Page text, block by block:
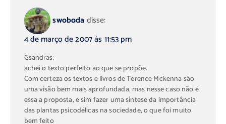
swobodadisse:
4 de março de 2007 às 11:53 pm
Gsandras:
achei o texto perfeito ao que se propõe.
Com certeza os textos e livros de Terence Mckenna são
uma visão bem mais aprofundada, mas nesse caso não é
essa a proposta, e sim fazer uma síntese da importância
das plantas psicodélicas na sociedade, o que foi muito
bem feito